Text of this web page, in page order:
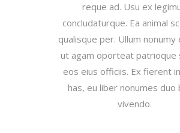
reque ad. Usu ex
concludaturque. Ea animal
qualisque per. Ullum nonumy
ut agam oporteat patrioque
eos eius officiis. Ex fierent
has, eu liber nonumes duo
vivendo.